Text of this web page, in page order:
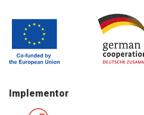
Implementor